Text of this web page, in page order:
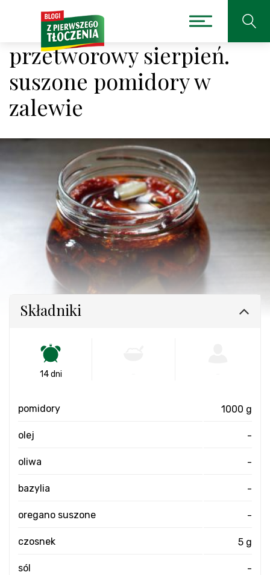
przetworowy sierpień.
suszone pomidory w
zalewie
Składniki
14 dni
pomidory 1000 g
olej -
oliwa -
bazylia -
oregano suszone -
czosnek 5 g
sól -